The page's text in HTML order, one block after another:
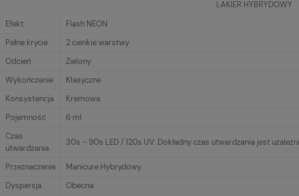
LAKIER HYBRYDOWY
Efekt
Flash NEON
Pełne krycie
2 cienkie warstwy
Odcień
Zielony
Wykończenie
Klasyczne
Konsystencja
Kremowa
Pojemność
6 ml
Czas
utwardzania
30s – 90s LED / 120s UV. Dokładny czas utwardzania jest
Przeznaczenie
Manicure Hybrydowy
Dyspersja
Obecna